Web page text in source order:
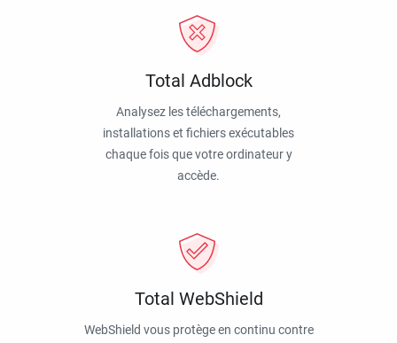
Total Adblock
Analysez les téléchargements,
installations et fichiers exécutables
chaque fois que votre ordinateur y
accède.
Total WebShield
WebShield vous protège en continu contre